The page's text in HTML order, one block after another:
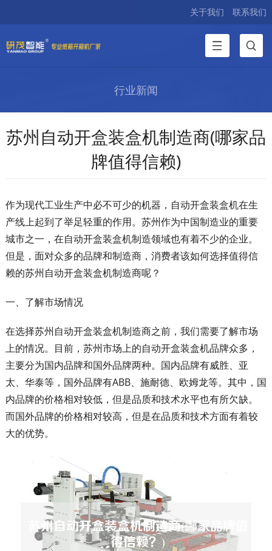
关于我们 联系我们
行业新闻
苏州自动开盒装盒机制造商(哪家品
牌值得信赖)
作为现代工业生产中必不可少的机器，自动开盒装盒机在生
产线上起到了举足轻重的作用。苏州作为中国制造业的重要
城市之一，在自动开盒装盒机制造领域也有着不少的企业。
但是，面对众多的品牌和制造商，消费者该如何选择值得信
赖的苏州自动开盒装盒机制造商呢？
一、了解市场情况
在选择苏州自动开盒装盒机制造商之前，我们需要了解市场
上的情况。目前，苏州市场上的自动开盒装盒机品牌众多，
主要分为国内品牌和国外品牌两种。国内品牌有威胜、亚
太、华泰等，国外品牌有ABB、施耐德、欧姆龙等。其中，国
内品牌的价格相对较低，但是品质和技术水平也有所欠缺。
而国外品牌的价格相对较高，但是在品质和技术方面有着较
大的优势。